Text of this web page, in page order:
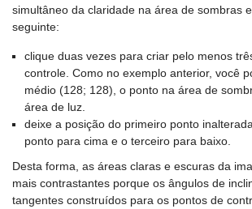
simultâneo da claridade na área de sombras
seguinte:
clique duas vezes para criar pelo menos
controle. Como no exemplo anterior, você
médio (128; 128), o ponto na área de
área de luz.
deixe a posição do primeiro ponto
ponto para cima e o terceiro para baixo.
Desta forma, as áreas claras e escuras da
mais contrastantes porque os ângulos de
tangentes construídos para os pontos de